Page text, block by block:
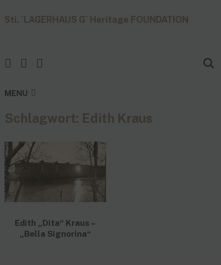
Sti. ´LAGERHAUS G` Heritage FOUNDATION
MENU
Schlagwort: Edith Kraus
Edith „Dita“ Kraus –
„Bella Signorina“